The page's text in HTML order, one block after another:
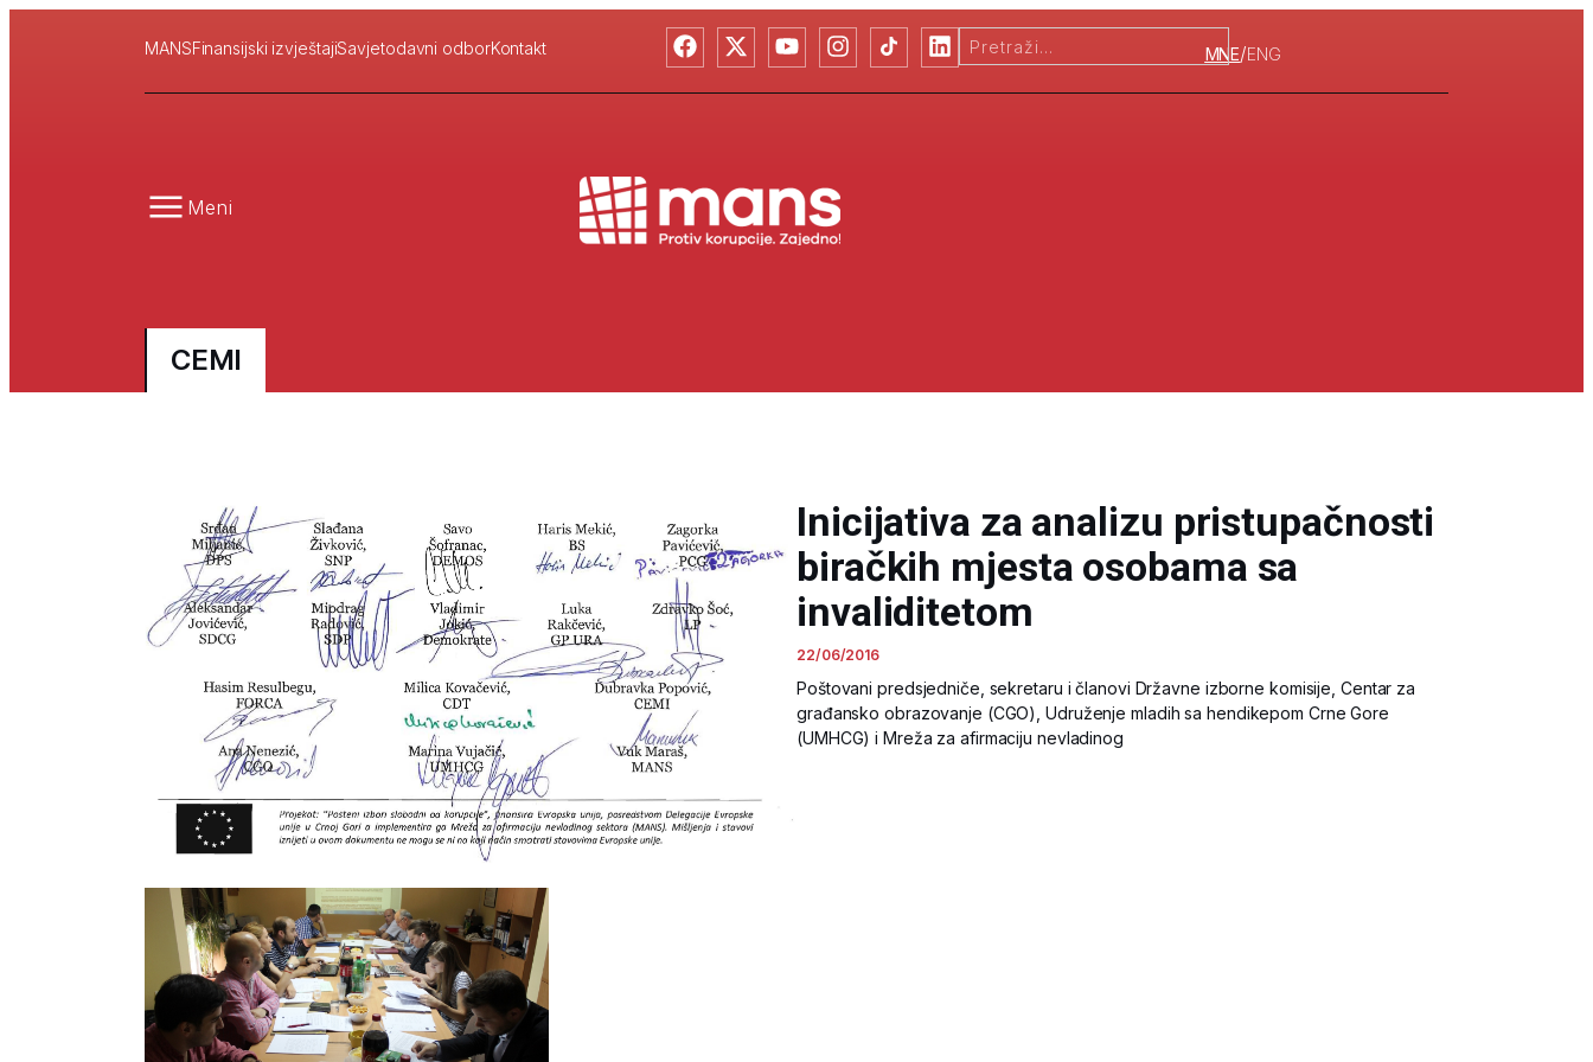
MANSFinansijski izvještajiSavjetodavni odborKontakt MNE/ENG
Meni
CEMI
Inicijativa za analizu pristupačnosti
biračkih mjesta osobama sa
invaliditetom
22/06/2016
Poštovani predsjedniče, sekretaru i članovi Državne izborne komisije, Centar za
građansko obrazovanje (CGO), Udruženje mladih sa hendikepom Crne Gore
(UMHCG) i Mreža za afirmaciju nevladinog